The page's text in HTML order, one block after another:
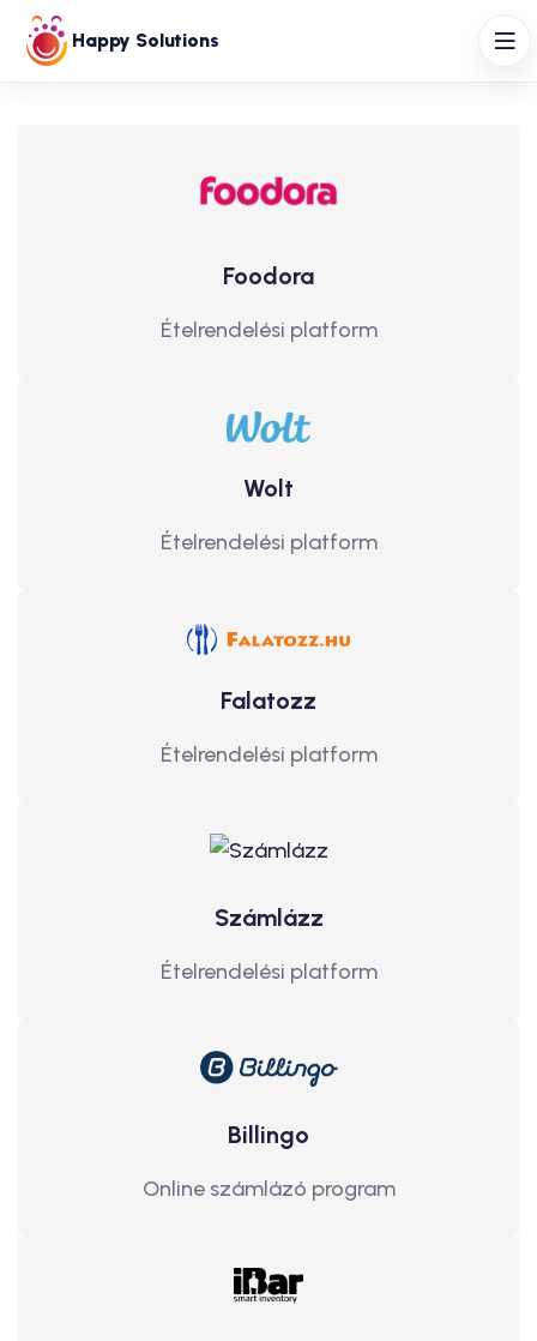
Happy Solutions
Foodora
Ételrendelési platform
Wolt
Ételrendelési platform
Falatozz
Ételrendelési platform
Számlázz
Ételrendelési platform
Billingo
Online számlázó program